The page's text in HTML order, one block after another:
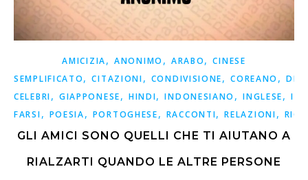
AMICIZIA, ANONIMO , ARABO,CINESE
SEMPLIFICATO,CITAZIONI, CONDIVISIONE,COREANO ,
CELEBRI, GIAPPONESE, HINDI,INDONESIANO ,INGLESE,
FARSI, POESIA, PORTOGHESE, RACCONTI,RELAZIONI,
GLI AMICI SONO QUELLI CHE TI AIUTANO A
RIALZARTI QUANDO LE ALTRE PERSONE